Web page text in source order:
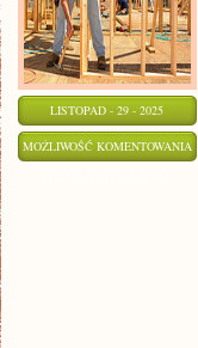
LISTOPAD - 29 - 2025
MOŻLIWOŚĆ KOMENTOWANIA